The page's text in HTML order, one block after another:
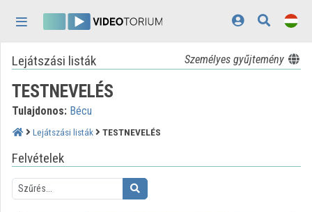
Kezdőlap
Bejelentkezés
Felfedezés
Lejátszási listák
Lejátszási listák Személyes gyűjtemény
TESTNEVELÉS
Tulajdonos: Bécu
Lejátszási listák TESTNEVELÉS
Felvételek